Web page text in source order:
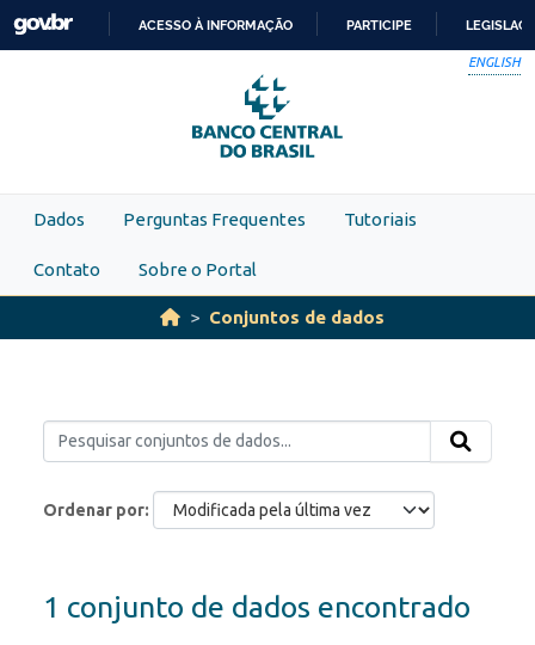
Skip to main content
PARA
O
CONTEÚDO
ACESSO À INFORMAÇÃO PARTICIPE
ENGLISH
Dados Perguntas Frequentes Tutoriais
Contato Sobre o Portal
Conjuntos de dados
Ordenar por
1 conjunto de dados encontrado